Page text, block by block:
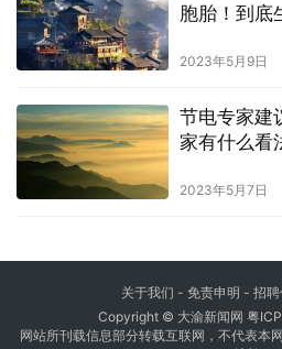
胞胎！到底
2023年5月9日
节电专家建
家有什么看
2023年5月7日
关于我们 - 免责申明 - 招
Copyright © 大渝新闻网 粤
网站所刊载信息部分转载互联网，不代表本